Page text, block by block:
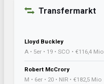
Transfermarkt
Lloyd Buckley
A • 5er • 19 • SCO • €116,4 Mio
Robert McCrory
M • 6er • 20 • NIR • €182,5 Mio